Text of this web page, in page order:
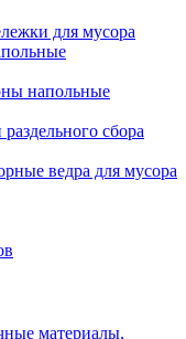
для мусора
напольные
сбора
ведра для мусора
материалы,